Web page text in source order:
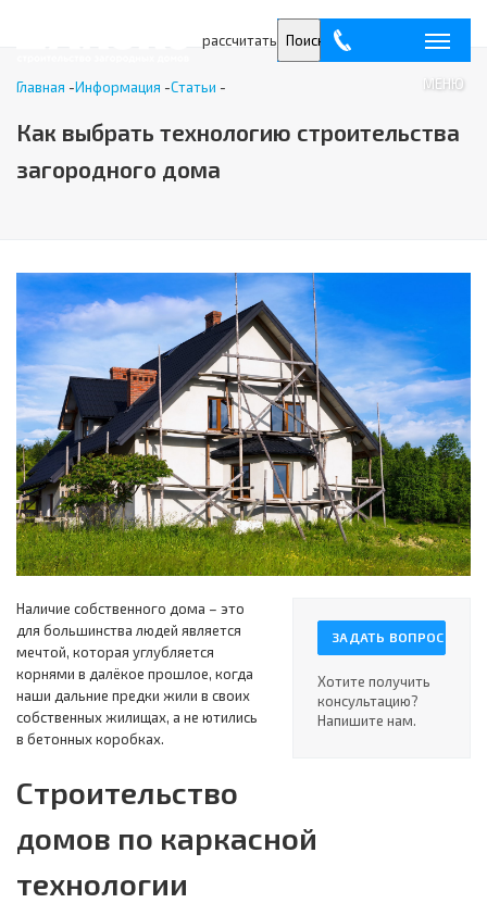
рассчитать
МЕНЮ
Поиск
Главная -Информация -Статьи -
Как выбрать технологию строительства
загородного дома
ЗАДАТЬ ВОПРОС
Хотите получить
консультацию?
Напишите нам.
Наличие собственного дома – это
для большинства людей является
мечтой, которая углубляется
корнями в далёкое прошлое, когда
наши дальние предки жили в своих
собственных жилищах, а не ютились
в бетонных коробках.
Строительство
домов по каркасной
технологии